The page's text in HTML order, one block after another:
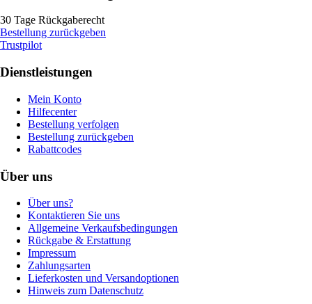
30 Tage Rückgaberecht
Bestellung zurückgeben
Trustpilot
Dienstleistungen
Mein Konto
Hilfecenter
Bestellung verfolgen
Bestellung zurückgeben
Rabattcodes
Über uns
Über uns?
Kontaktieren Sie uns
Allgemeine Verkaufsbedingungen
Rückgabe & Erstattung
Impressum
Zahlungsarten
Lieferkosten und Versandoptionen
Hinweis zum Datenschutz